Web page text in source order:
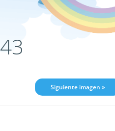
Siguiente imagen »